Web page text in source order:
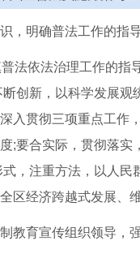
明确普法工作的指导
依法治理工作的指导
创新，以科学发展
入贯彻三项重点工作
;要合实际，贯彻落
，注重方法，以人
区经济跨越式发展、
育宣传组织领导，